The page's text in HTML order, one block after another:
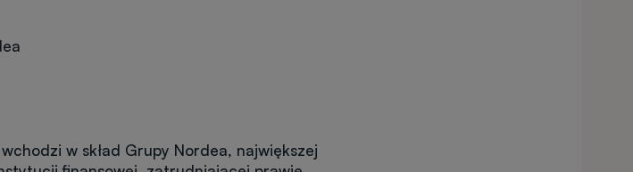
w skład Grupy Nordea, największej